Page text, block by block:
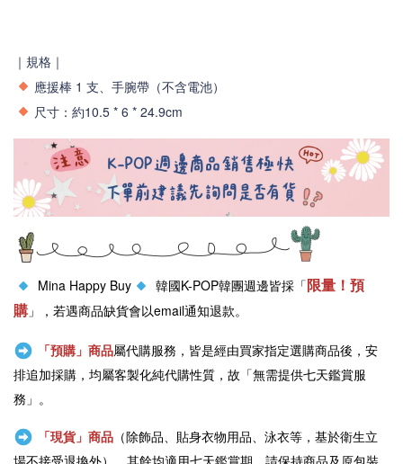
｜規格｜
應援棒 1 支、手腕帶（不含電池）
尺寸：約10.5 * 6 * 24.9cm
Mina Happy Buy 韓國K-POP韓團週邊皆採「限量！預
購 」，若遇商品缺貨會以email通知退款。
「預購」商品屬代購服務，皆是經由買家指定選購商品後，安
排追加採購，均屬客製化純代購性質，故「無需提供七天鑑賞服
務」。
「現貨」商品（除飾品、貼身衣物用品、泳衣等，基於衛生立
場不接受退換外），其餘均適用七天鑑賞期，請保持商品及原包裝